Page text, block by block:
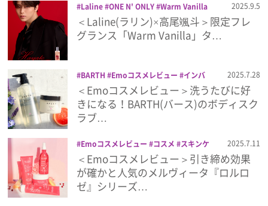
Emo!miuとは？
免責事項
プライバシーポリシー
利用規約
お問い合わせ
Laline ONE N' ONLY Warm Vanilla
コスメ フレグランス ボディケア
ラ
リン
ワンエン 高尾颯斗
2025.9.5
＜Laline(ラリン)×高尾颯斗＞限定フレ
グランス「Warm Vanilla」タ…
BARTH Emoコスメレビュー
インバ
ス コスメ スキンケア バース
バスタ
イム ビューティー ボディケア
ボディ
スクラブ ボディソープ 美容
2025.7.28
＜Emoコスメレビュー＞洗うたびに好
きになる！BARTH(バース)のボディスク
ラブ…
Emoコスメレビュー コスメ
スキンケ
ア スクラブ ビューティー
ボディオイ
ル ボディケア メルヴィータ
ロルロゼ
美容
2025.7.11
＜Emoコスメレビュー＞引き締め効果
が確かと人気のメルヴィータ『ロルロ
ゼ』シリーズ…